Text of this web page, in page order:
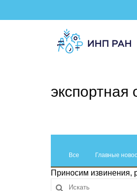
экспортная
Все Главные
Приносим извинения,